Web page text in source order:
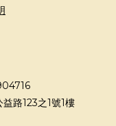
路123之1號1樓